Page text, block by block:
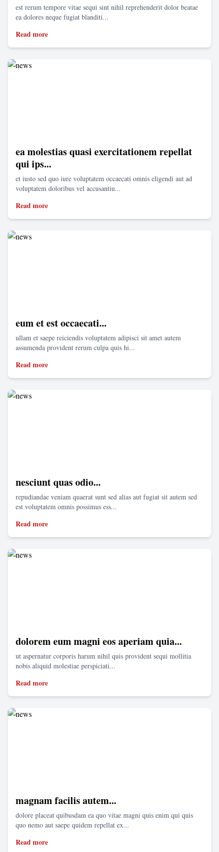
est rerum tempore vitae sequi sint nihil reprehenderit dolor beatae
ea dolores neque fugiat blanditi...
Read more
ea molestias quasi exercitationem repellat
qui ips...
et iusto sed quo iure voluptatem occaecati omnis eligendi aut ad
voluptatem doloribus vel accusantiu...
Read more
eum et est occaecati...
ullam et saepe reiciendis voluptatem adipisci sit amet autem
assumenda provident rerum culpa quis hi...
Read more
nesciunt quas odio...
repudiandae veniam quaerat sunt sed alias aut fugiat sit autem sed
est voluptatem omnis possimus ess...
Read more
dolorem eum magni eos aperiam quia...
ut aspernatur corporis harum nihil quis provident sequi mollitia
nobis aliquid molestiae perspiciati...
Read more
magnam facilis autem...
dolore placeat quibusdam ea quo vitae magni quis enim qui quis
quo nemo aut saepe quidem repellat ex...
Read more